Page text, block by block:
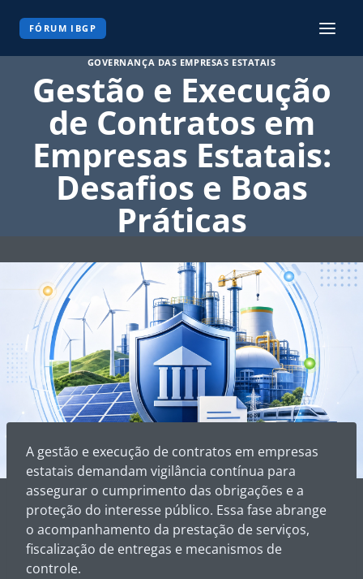
FÓRUM IBGP
GOVERNANÇA DAS EMPRESAS ESTATAIS
Gestão e Execução
de Contratos em
Empresas Estatais:
Desafios e Boas
Práticas
A gestão e execução de contratos em empresas
estatais demandam vigilância contínua para
assegurar o cumprimento das obrigações e a
proteção do interesse público. Essa fase abrange
o acompanhamento da prestação de serviços,
fiscalização de entregas e mecanismos de
controle.